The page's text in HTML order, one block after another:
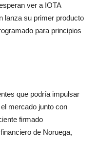
ver a IOTA
lanza su primer producto
para principios
que podría impulsar
mercado junto con
firmado
de Noruega,